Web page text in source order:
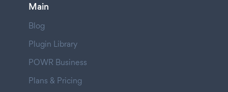
Main
Blog
Plugin Library
POWR Business
Plans & Pricing